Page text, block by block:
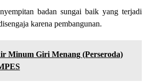
badan sungai baik yang terjadi
karena pembangunan.
Minum Giri Menang (Perseroda)